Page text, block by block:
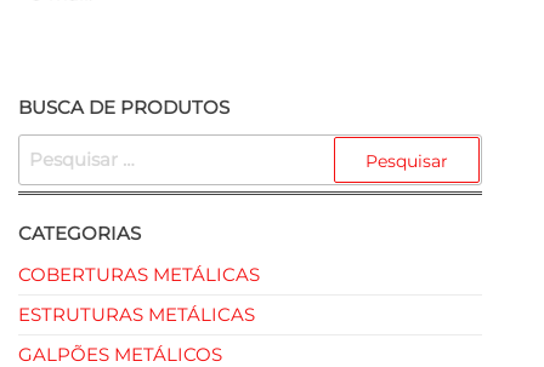
BUSCA DE PRODUTOS
CATEGORIAS
COBERTURAS METÁLICAS
ESTRUTURAS METÁLICAS
GALPÕES METÁLICOS